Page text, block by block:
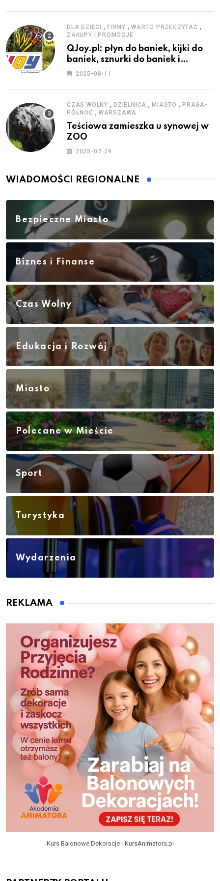
DLA DZIECI , FIRMY , WARTO PRZECZYTAĆ ,
ZAKUPY I PROMOCJE
QJoy.pl: płyn do baniek, kijki do
baniek, sznurki do baniek i
zestawy do baniek
2025-08-11
CZAS WOLNY , DZIELNICA ,MIASTO ,PRAGA-
PÓŁNOC , WARSZAWA
Teściowa zamieszka u synowej w
ZOO
2025-07-29
WIADOMOŚCI REGIONALNE
Bezpieczne Miasto
Biznes i Finanse
Czas Wolny
Edukacja i Rozwój
Miasto
Polecane w Mieście
Sport
Turystyka
Wydarzenia
REKLAMA
Kurs Balonowe Dekoracje - KursAnimatora.pl